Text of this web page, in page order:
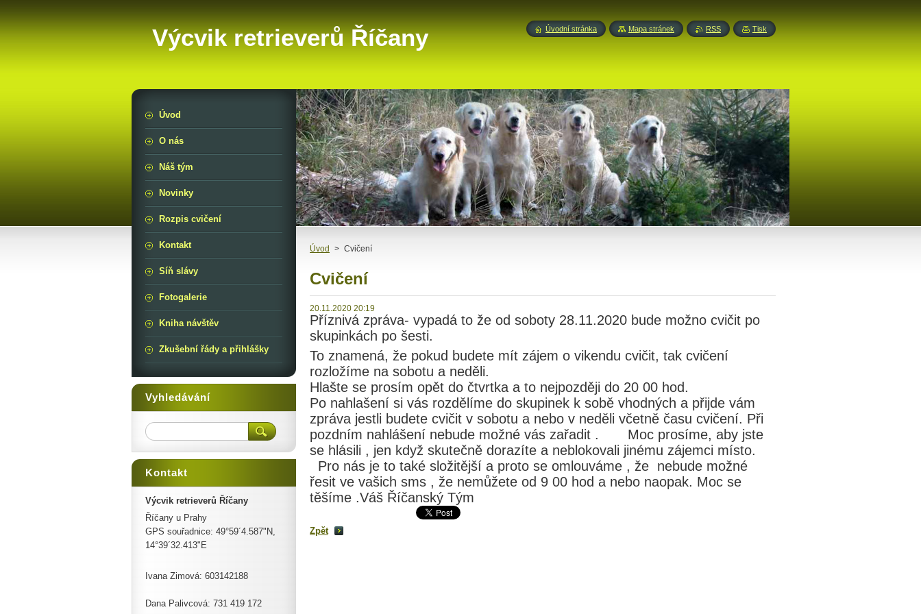
Výcvik retrieverů Říčany
Úvod > Cvičení
Cvičení
20.11.2020 20:19
Příznivá zpráva- vypadá to že od soboty 28.11.2020 bude možno cvičit po
skupinkách po šesti.
To znamená, že pokud budete mít zájem o vikendu cvičit, tak cvičení
rozložíme na sobotu a neděli.
Hlašte se prosím opět do čtvrtka a to nejpozději do 20 00 hod.
Po nahlašení si vás rozdělíme do skupinek k sobě vhodných a přijde vám
zpráva jestli budete cvičit v sobotu a nebo v neděli včetně času cvičení. Při
pozdním nahlášení nebude možné vás zařadit . Moc prosíme, aby jste
se hlásili , jen když skutečně dorazíte a neblokovali jinému zájemci místo.
Pro nás je to také složitější a proto se omlouváme , že nebude možné
řesit ve vašich sms , že nemůžete od 9 00 hod a nebo naopak. Moc se
těšíme .Váš Říčanský Tým
Zpět
Úvod
O nás
Náš tým
Novinky
Rozpis cvičení
Kontakt
Síň slávy
Fotogalerie
Kniha návštěv
Zkušební řády a přihlášky
Vyhledávání
Kontakt
Výcvik retrieverů Říčany
Říčany u Prahy
GPS souřadnice: 49°59´4.587"N,
14°39´32.413"E
Ivana Zimová: 603142188
Dana Palivcová: 731 419 172
Úvodní stránka Mapa stránek RSS Tisk